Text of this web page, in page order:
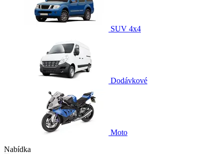
SUV 4x4
Dodávkové
Moto
Nabídka